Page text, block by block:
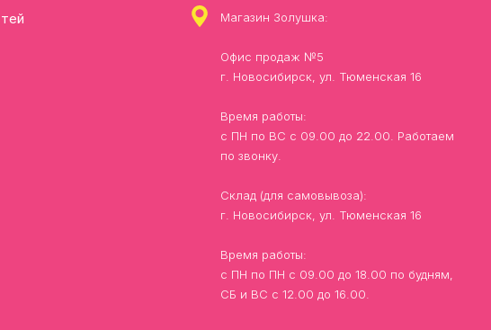
Магазин Золушка:
Офис продаж №5
г. Новосибирск, ул. Тюменская 16
Время работы:
с ПН по ВС с 09.00 до 22.00. Работаем
по звонку.
Склад (для самовывоза):
г. Новосибирск, ул. Тюменская 16
Время работы:
с ПН по ПН с 09.00 до 18.00 по будням,
СБ и ВС с 12.00 до 16.00.